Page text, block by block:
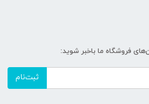
فروشگاه ما باخبر شوید:
ثبت‌نام